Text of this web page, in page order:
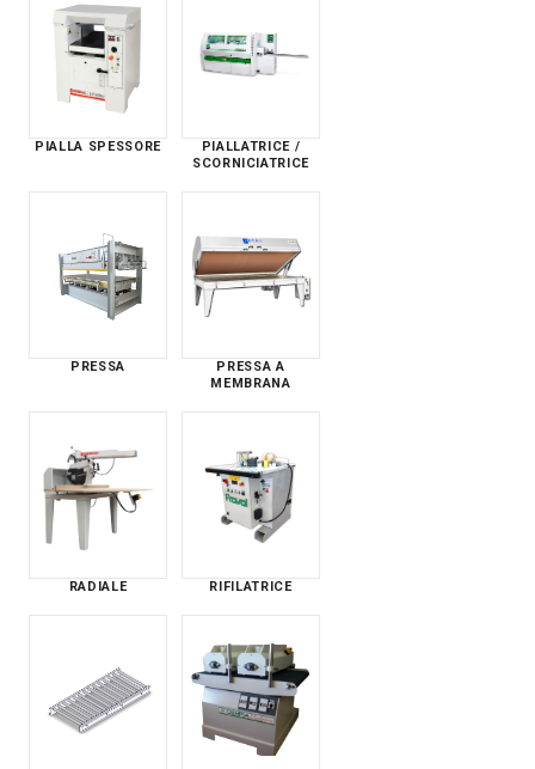
PIALLA SPESSORE
PIALLATRICE /
SCORNICIATRICE
PRESSA
PRESSA A
MEMBRANA
RADIALE RIFILATRICE